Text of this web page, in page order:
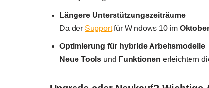
Längere Unterstützungszeiträume
Da der Supportfür Windows 10 im
Optimierung für hybride Arbeitsmodelle
Neue Tools und Funktionen erleichtern